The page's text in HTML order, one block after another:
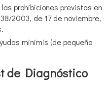
prohibiciones previstas en
2003, de 17 de noviembre,
minimis (de pequeña
de Diagnóstico